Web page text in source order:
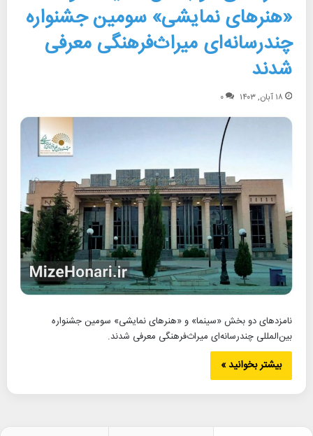
«هنرهای نمایشی» سومین جشنواره
چندرسانه‌ای میراث‌فرهنگی معرفی
شدند
۱۸ آبان, ۱۴۰۳ ۰
نامزدهای دو بخش «سینما» و «هنرهای نمایشی» سومین جشنواره
بین‌المللی چندرسانه‌ای میراث‌فرهنگی معرفی شدند.
بیشتر بخوانید »